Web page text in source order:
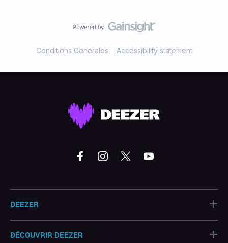
Conditions Générales Accessibility statement
DEEZER +
DÉCOUVRIR DEEZER +